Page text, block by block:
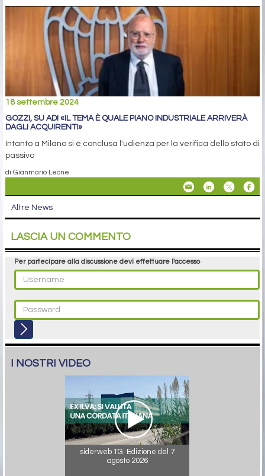
18 settembre 2024
GOZZI, SU ADI «IL TEMA È QUALE PIANO INDUSTRIALE ARRIVERÀ
DAGLI ACQUIRENTI»
Intanto a Milano si è conclusa l'udienza per la verifica dello stato di
passivo
di Gianmario Leone
Altre News
LASCIA UN COMMENTO
Per partecipare alla discussione devi effettuare l'accesso
I NOSTRI VIDEO
siderweb TG. Edizione del 7
agosto 2026